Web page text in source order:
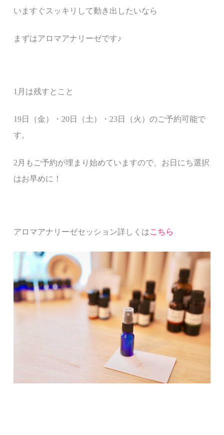
いますぐスッキリして動き出したいなら
まずはアロマアナリーゼです♪
1 月は残すとこと
19日（金）・ 20日（土）・ 23日（火）のご予約可能で
す。
2 月もご予約が埋まり始めていますので、お日にち選択
はお早めに！
アロマアナリーゼセッション詳しくはこちら